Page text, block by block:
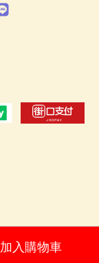
加入購物車